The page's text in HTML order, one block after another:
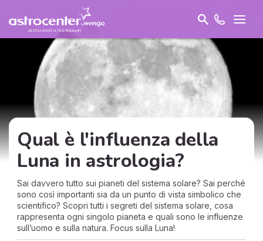
Qual è l'influenza della
Luna in astrologia?
Sai davvero tutto sui pianeti del sistema solare? Sai perché
sono così importanti sia da un punto di vista simbolico che
scientifico? Scopri tutti i segreti del sistema solare, cosa
rappresenta ogni singolo pianeta e quali sono le influenze
sull’uomo e sulla natura. Focus sulla Luna!